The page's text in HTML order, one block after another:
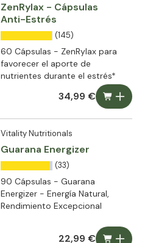
ZenRylax - Cápsulas
Anti-Estrés
(145)
60 Cápsulas - ZenRylax para
favorecer el aporte de
nutrientes durante el estrés*
34,99 €
Vitality Nutritionals
Guarana Energizer
(33)
90 Cápsulas - Guarana
Energizer - Energía Natural,
Rendimiento Excepcional
22,99 €